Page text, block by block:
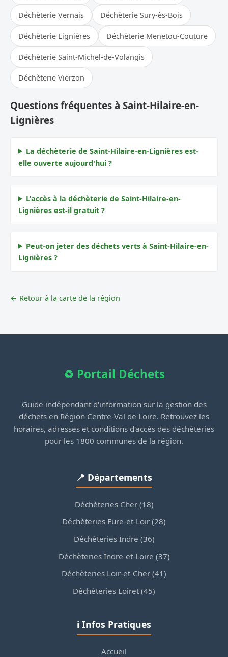
Déchèterie Vernais Déchèterie Sury-ès-Bois
Déchèterie Lignières Déchèterie Menetou-Couture
Déchèterie Saint-Michel-de-Volangis
Déchèterie Vierzon
Questions fréquentes à Saint-Hilaire-en-
Lignières
La déchèterie de Saint-Hilaire-en-Lignières est-
elle ouverte aujourd'hui ?
L'accès à la déchèterie de Saint-Hilaire-en-
Lignières est-il gratuit ?
Peut-on jeter des déchets verts à Saint-Hilaire-en-
Lignières ?
← Retour à la carte de la région
♻️ Portail Déchets
Guide indépendant d'information sur la gestion des
déchets en Région Centre-Val de Loire. Retrouvez les
horaires, adresses et conditions d'accès des déchèteries
pour les 1800 communes de la région.
📍 Départements
Déchèteries Cher (18)
Déchèteries Eure-et-Loir (28)
Déchèteries Indre (36)
Déchèteries Indre-et-Loire (37)
Déchèteries Loir-et-Cher (41)
Déchèteries Loiret (45)
ℹ️ Infos Pratiques
Accueil